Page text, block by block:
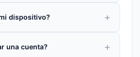
dispositivo?
una cuenta?